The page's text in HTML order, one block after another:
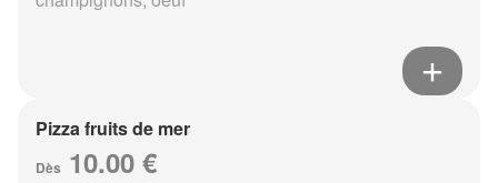
Pizza fruits de mer
Dès 10.00 €